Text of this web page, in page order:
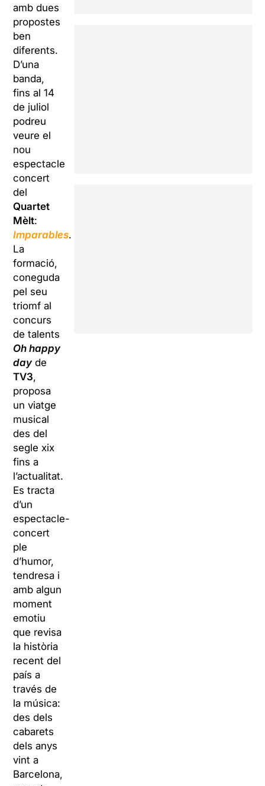
amb dues
propostes
ben
diferents.
D’una
banda,
fins al 14
de juliol
podreu
veure el
nou
espectacle
concert
del
Quartet
Mèlt:
Imparables.
La
formació,
coneguda
pel seu
triomf al
concurs
de talents
Oh happy
day de
TV3,
proposa
un viatge
musical
des del
seglexix
fins a
l’actualitat.
Es tracta
d’un
espectacle-
concert
ple
d’humor,
tendresa i
amb algun
moment
emotiu
que revisa
la història
recent del
país a
través de
la música:
des dels
cabarets
dels anys
vint a
Barcelona,